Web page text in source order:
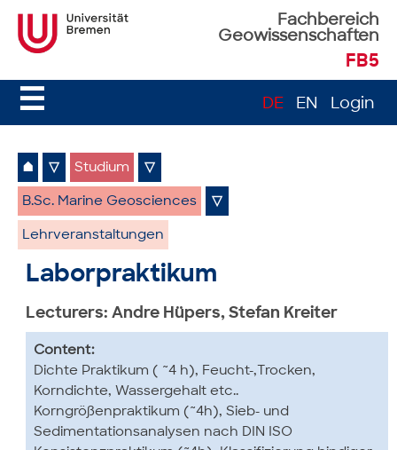
Fachbereich
Geowissenschaften
FB5
☰ DE EN Login
⌂ ▽ Studium ▽
B.Sc. Marine Geosciences ▽
Lehrveranstaltungen
Laborpraktikum
Lecturers: Andre Hüpers, Stefan Kreiter
Content:
Dichte Praktikum ( ~4 h), Feucht-,Trocken,
Korndichte, Wassergehalt etc..
Korngrößenpraktikum (~4h), Sieb- und
Sedimentationsanalysen nach DIN ISO